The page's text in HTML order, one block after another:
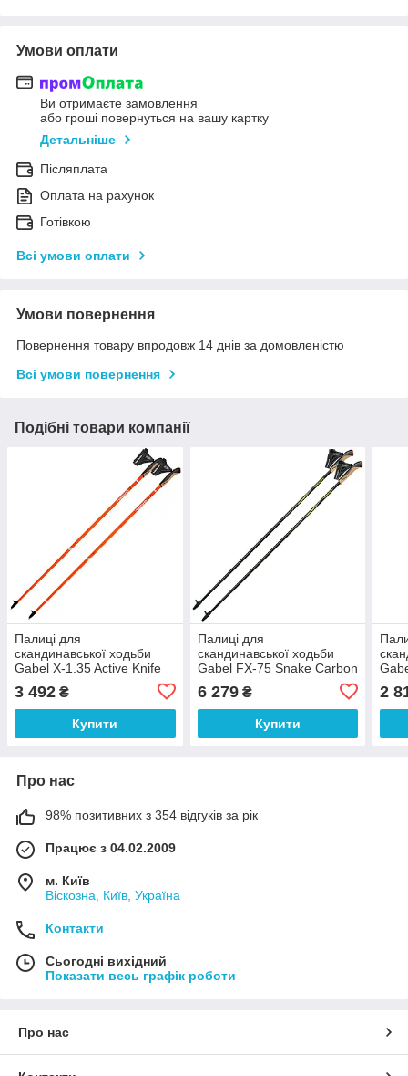
Умови оплати
Ви отримаєте замовлення
або гроші повернуться на вашу картку
Детальніше
Післяплата
Оплата на рахунок
Готівкою
Всі умови оплати
Умови повернення
Повернення товару впродовж 14 днів за домовленістю
Всі умови повернення
Подібні товари компанії
Палиці для
скандинавської ходьби
Gabel X-1.35 Active Knife
(7009361151250)
3 492 ₴
Купити
Палиці для
скандинавської ходьби
Gabel FX-75 Snake Carbon
(7009351011200)
6 279₴
Купити
2
Про нас
98% позитивних з 354 відгуків за рік
Працює з 04.02.2009
м. Київ
Віскозна, Київ, Україна
Контакти
Сьогодні вихідний
Показати весь графік роботи
Про нас